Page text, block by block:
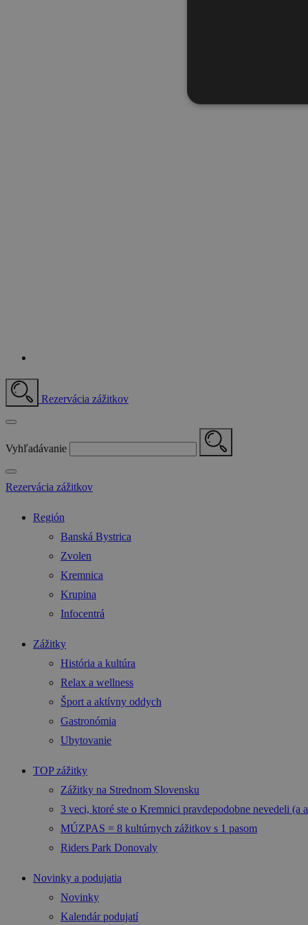
Rezervácia zážitkov
Vyhľadávanie
Rezervácia zážitkov
Región
Banská Bystrica
Zvolen
Kremnica
Krupina
Infocentrá
Zážitky
História a kultúra
Relax a wellness
Šport a aktívny oddych
Gastronómia
Ubytovanie
TOP zážitky
Zážitky na Strednom Slovensku
3 veci, ktoré ste o Kremnici pravdepodobne nevedeli (a
MÚZPAS = 8 kultúrnych zážitkov s 1 pasom
Riders Park Donovaly
Novinky a podujatia
Novinky
Kalendár podujatí